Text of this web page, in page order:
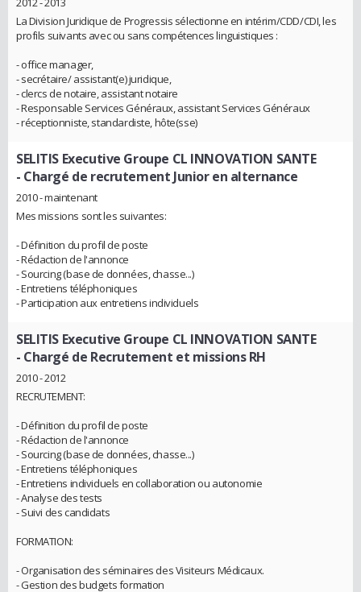
La Division Juridique de Progressis sélectionne en intérim/CDD/CDI, les
profils suivants avec ou sans compétences linguistiques :
- office manager,
- secrétaire/ assistant(e) juridique,
- clercs de notaire, assistant notaire
- Responsable Services Généraux, assistant Services Généraux
- réceptionniste, standardiste, hôte(sse)
SELITIS Executive Groupe CL INNOVATION SANTE
- Chargé de recrutement Junior en alternance
2010 - maintenant
Mes missions sont les suivantes:
- Définition du profil de poste
- Rédaction de l'annonce
- Sourcing (base de données, chasse...)
- Entretiens téléphoniques
- Participation aux entretiens individuels
SELITIS Executive Groupe CL INNOVATION SANTE
- Chargé de Recrutement et missions RH
2010 - 2012
RECRUTEMENT:
- Définition du profil de poste
- Rédaction de l'annonce
- Sourcing (base de données, chasse...)
- Entretiens téléphoniques
- Entretiens individuels en collaboration ou autonomie
- Analyse des tests
- Suivi des candidats
FORMATION:
- Organisation des séminaires des Visiteurs Médicaux.
- Gestion des budgets formation